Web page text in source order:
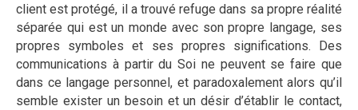
client est protégé, il a trouvé refuge dans sa propre réalité
séparée qui est un monde avec son propre langage, ses
propres symboles et ses propres significations. Des
communications à partir du Soi ne peuvent se faire que
dans ce langage personnel, et paradoxalement alors qu’il
semble exister un besoin et un désir d’établir le contact,